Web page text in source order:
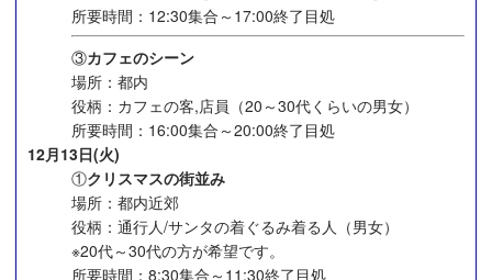
所要時間：12:30集合～17:00終了目処
③カフェのシーン
場所：都内
役柄：カフェの客,店員（20～30代くらいの男女）
所要時間：16:00集合～20:00終了目処
12月13日(火)
①クリスマスの街並み
場所：都内近郊
役柄：通行人/サンタの着ぐるみ着る人（男女）
※20代～30代の方が希望です。
所要時間：8:30集合～11:30終了目処